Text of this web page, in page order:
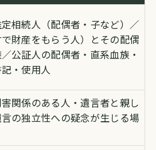
相続人（配偶者・子など）／
財産をもらう人）とその配偶
公証人の配偶者・直系血族・
・使用人
関係のある人・遺言者と親し
の独立性への疑念が生じる場